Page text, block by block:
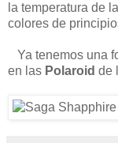
la temperatura de
colores de
Ya tenemos una
en las Polaroid de